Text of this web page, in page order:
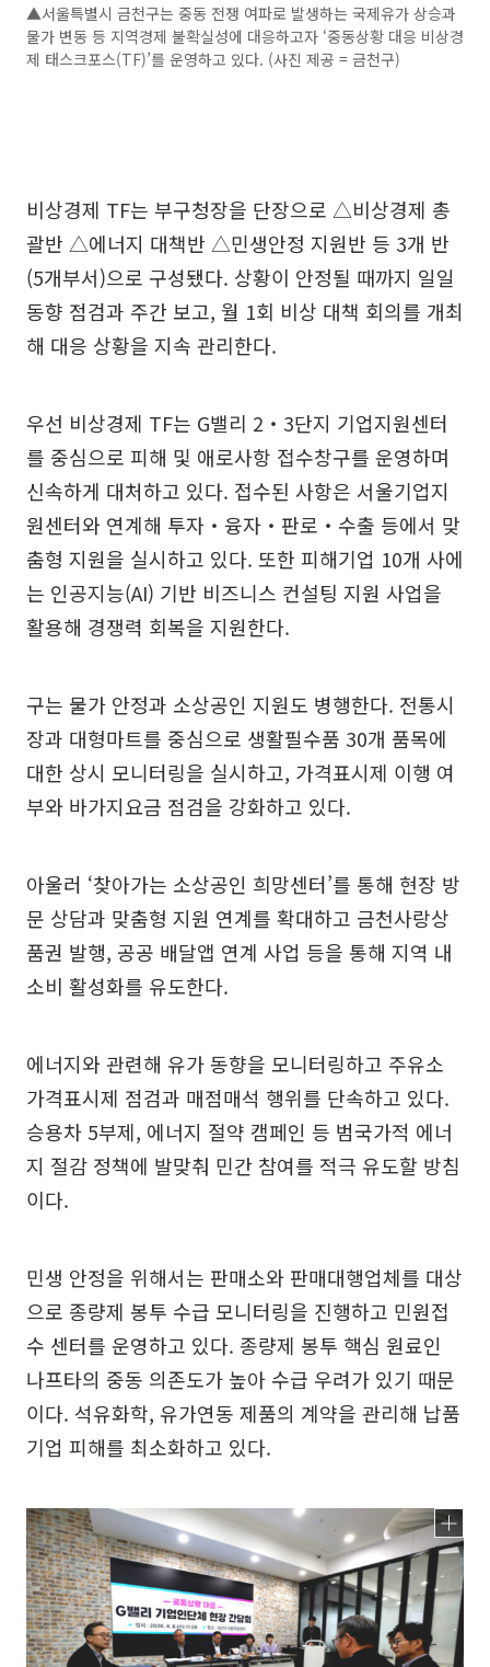
▲서울특별시 금천구는 중동 전쟁 여파로 발생하는 국제유가 상승과
물가 변동 등 지역경제 불확실성에 대응하고자 ‘중동상황 대응 비상경
제 태스크포스(TF)’를 운영하고 있다. (사진 제공 = 금천구)
비상경제 TF는 부구청장을 단장으로 △비상경제 총
괄반 △에너지 대책반 △민생안정 지원반 등 3개 반
(5개부서)으로 구성됐다. 상황이 안정될 때까지 일일
동향 점검과 주간 보고, 월 1회 비상 대책 회의를 개최
해 대응 상황을 지속 관리한다.
우선 비상경제 TF는 G밸리 2‧3단지 기업지원센터
를 중심으로 피해 및 애로사항 접수창구를 운영하며
신속하게 대처하고 있다. 접수된 사항은 서울기업지
원센터와 연계해 투자‧융자‧판로‧수출 등에서 맞
춤형 지원을 실시하고 있다. 또한 피해기업 10개 사에
는 인공지능(AI) 기반 비즈니스 컨설팅 지원 사업을
활용해 경쟁력 회복을 지원한다.
구는 물가 안정과 소상공인 지원도 병행한다. 전통시
장과 대형마트를 중심으로 생활필수품 30개 품목에
대한 상시 모니터링을 실시하고, 가격표시제 이행 여
부와 바가지요금 점검을 강화하고 있다.
아울러 ‘찾아가는 소상공인 희망센터’를 통해 현장 방
문 상담과 맞춤형 지원 연계를 확대하고 금천사랑상
품권 발행, 공공 배달앱 연계 사업 등을 통해 지역 내
소비 활성화를 유도한다.
에너지와 관련해 유가 동향을 모니터링하고 주유소
가격표시제 점검과 매점매석 행위를 단속하고 있다.
승용차 5부제, 에너지 절약 캠페인 등 범국가적 에너
지 절감 정책에 발맞춰 민간 참여를 적극 유도할 방침
이다.
민생 안정을 위해서는 판매소와 판매대행업체를 대상
으로 종량제 봉투 수급 모니터링을 진행하고 민원접
수 센터를 운영하고 있다. 종량제 봉투 핵심 원료인
나프타의 중동 의존도가 높아 수급 우려가 있기 때문
이다. 석유화학, 유가연동 제품의 계약을 관리해 납품
기업 피해를 최소화하고 있다.